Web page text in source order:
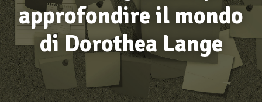
approfondire il mondo
di Dorothea Lange